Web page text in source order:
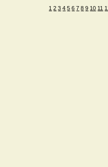
1 2 3 4 5 6 7 8 9 10 11